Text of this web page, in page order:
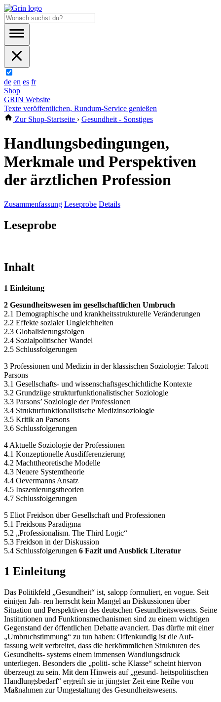
de en es fr
Shop
GRIN Website
Texte veröffentlichen, Rundum-Service genießen
Zur Shop-Startseite › Gesundheit - Sonstiges
Handlungsbedingungen,
Merkmale und Perspektiven
der ärztlichen Profession
Zusammenfassung Leseprobe Details
Leseprobe
Inhalt
1 Einleitung
2 Gesundheitswesen im gesellschaftlichen Umbruch
2.1 Demographische und krankheitsstrukturelle Veränderungen
2.2 Effekte sozialer Ungleichheiten
2.3 Globalisierungsfolgen
2.4 Sozialpolitischer Wandel
2.5 Schlussfolgerungen
3 Professionen und Medizin in der klassischen Soziologie: Talcott
Parsons
3.1 Gesellschafts- und wissenschaftsgeschichtliche Kontexte
3.2 Grundzüge strukturfunktionalistischer Soziologie
3.3 Parsons’ Soziologie der Professionen
3.4 Strukturfunktionalistische Medizinsoziologie
3.5 Kritik an Parsons
3.6 Schlussfolgerungen
4 Aktuelle Soziologie der Professionen
4.1 Konzeptionelle Ausdifferenzierung
4.2 Machttheoretische Modelle
4.3 Neuere Systemtheorie
4.4 Oevermanns Ansatz
4.5 Inszenierungstheorien
4.7 Schlussfolgerungen
5 Eliot Freidson über Gesellschaft und Professionen
5.1 Freidsons Paradigma
5.2 „Professionalism. The Third Logic“
5.3 Freidson in der Diskussion
5.4 Schlussfolgerungen 6 Fazit und Ausblick Literatur
1 Einleitung
Das Politikfeld „Gesundheit“ ist, salopp formuliert, en vogue. Seit
einigen Jah- ren herrscht kein Mangel an Diskussionen über
Situation und Perspektiven des deutschen Gesundheitswesens. Seine
Institutionen und Funktionsmechanismen sind zu einem wichtigen
Gegenstand der öffentlichen Debatte avanciert. Das dürfte mit einer
„Umbruchstimmung“ zu tun haben: Offenkundig ist die Auf-
fassung weit verbreitet, dass die herkömmlichen Strukturen des
Gesundheits- systems einem immensen Wandlungsdruck
unterliegen. Besonders die „politi- sche Klasse“ scheint hiervon
überzeugt zu sein. Mit dem Hinweis auf „gesund- heitspolitischen
Handlungsbedarf“ ergreift sie in jüngster Zeit eine Reihe von
Maßnahmen zur Umgestaltung des Gesundheitswesens.